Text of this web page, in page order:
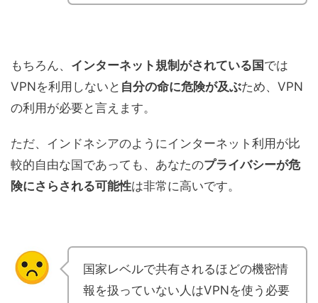
もちろん、 インターネット規制がされている国 では
VPNを利用しないと 自分の命に危険が及ぶため、VPN
の利用が必要と言えます。
ただ、インドネシアのようにインターネット利用が比
較的自由な国であっても、あなたのプライバシーが危
険にさらされる可能性は非常に高いです。
国家レベルで共有されるほどの機密情
報を扱っていない人はVPNを使う必要